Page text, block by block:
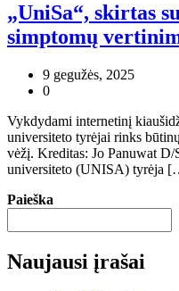
„UniSa“, skirtas
simptomų
9 gegužės, 2025
0
Vykdydami internetinį
universiteto tyrėjai rinks
vėžį. Kreditas: Jo Panuwat
universiteto (UNISA) tyrėja
Paieška
Naujausi įrašai